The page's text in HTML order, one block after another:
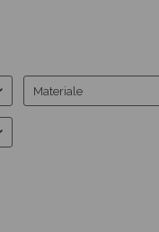
Materiale